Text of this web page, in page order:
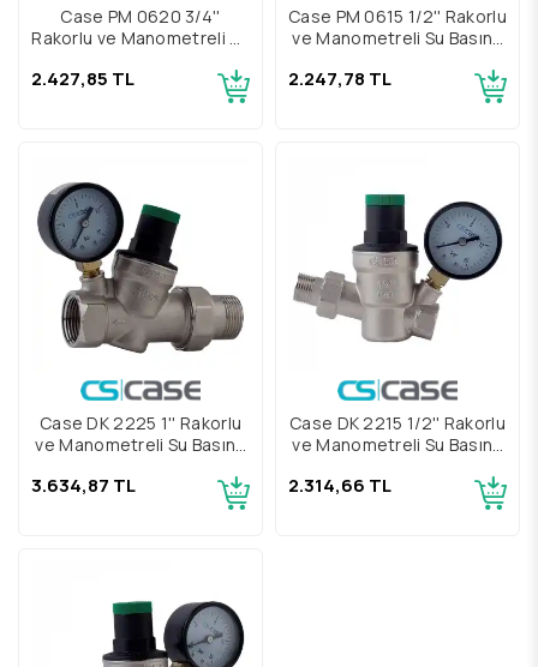
Case PM 0620 3/4''
Rakorlu ve Manometreli Su
2.427,85 TL
Case PM 0615 1/2'' Rakorlu
ve Manometreli Su Basınç
2.247,78 TL
Case DK 2225 1'' Rakorlu
ve Manometreli Su Basınç
3.634,87 TL
Case DK 2215 1/2'' Rakorlu
ve Manometreli Su Basınç
2.314,66 TL